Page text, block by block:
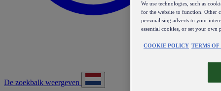
De zoekbalk weergeven
We use technologies, such as
for the website to function. Other
personalising adverts to your
essential cookies, or set your own
COOKIE POLICY TERMS OF